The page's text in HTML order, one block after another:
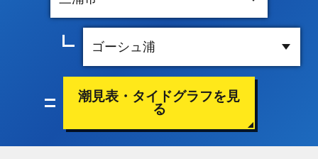
潮見表・タイドグラフを見
る